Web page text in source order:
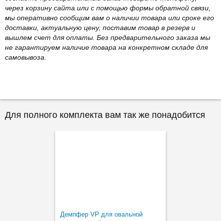
через корзину сайта или с помощью формы обратной связи,
мы оперативно сообщим вам о наличии товара или сроке его
доставки, актуальную цену, поставим товар в резерв и
вышлем счет для оплаты. Без предварительного заказа мы
не гарантируем наличие товара на конкретном складе для
самовывоза.
Для полного комплекта вам так же понадобится
Демпфер VP для овальной